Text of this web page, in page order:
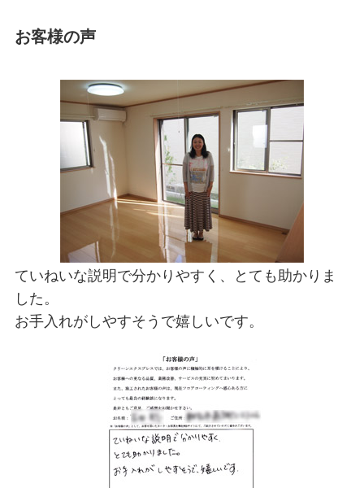
お客様の声
ていねいな説明で分かりやすく、とても助かりま
した。
お手入れがしやすそうで嬉しいです。